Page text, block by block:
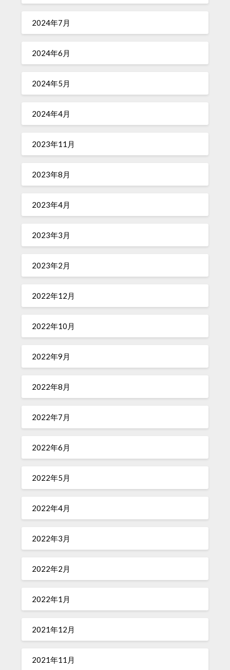
2024年7月
2024年6月
2024年5月
2024年4月
2023年11月
2023年8月
2023年4月
2023年3月
2023年2月
2022年12月
2022年10月
2022年9月
2022年8月
2022年7月
2022年6月
2022年5月
2022年4月
2022年3月
2022年2月
2022年1月
2021年12月
2021年11月